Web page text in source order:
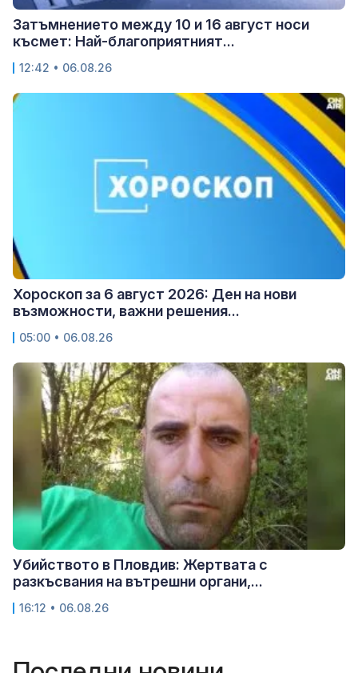
Затъмнението между 10 и 16 август носи
късмет: Най-благоприятният...
12:42 • 06.08.26
Хороскоп за 6 август 2026: Ден на нови
възможности, важни решения...
05:00 • 06.08.26
Убийството в Пловдив: Жертвата с
разкъсвания на вътрешни органи,...
16:12 • 06.08.26